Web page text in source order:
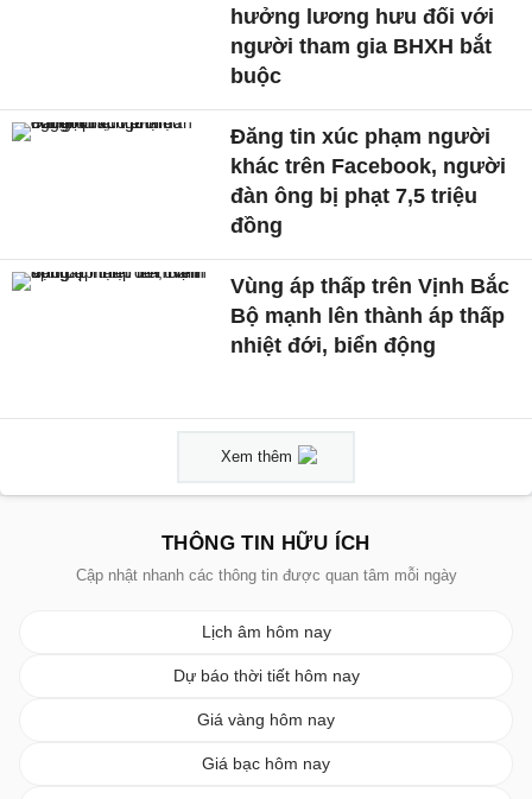
hưởng lương hưu đối với
người tham gia BHXH bắt
buộc
Đăng tin xúc phạm người
khác trên Facebook, người
đàn ông bị phạt 7,5 triệu
đồng
Vùng áp thấp trên Vịnh Bắc
Bộ mạnh lên thành áp thấp
nhiệt đới, biển động
Xem thêm
THÔNG TIN HỮU ÍCH
Cập nhật nhanh các thông tin được quan tâm mỗi ngày
Lịch âm hôm nay
Dự báo thời tiết hôm nay
Giá vàng hôm nay
Giá bạc hôm nay